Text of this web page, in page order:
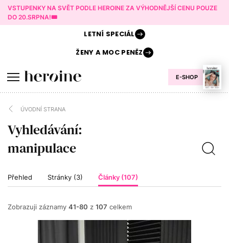
VSTUPENKY NA SVĚT PODLE HEROINE ZA VÝHODNĚJŠÍ CENU POUZE
DO 20.SRPNA!🎟️
E-SHOP
LETNÍ SPECIÁL
ŽENY AMOC PENĚZ
ÚVODNÍ STRANA
Vyhledávání:
Přehled Stránky (3) Články (107)
Zobrazuji záznamy 41-80 z 107 celkem